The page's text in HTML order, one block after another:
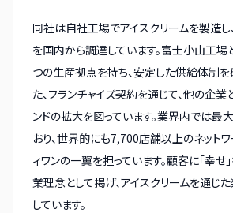
同社は自社工場でアイスクリームを製造
を国内から調達しています。富士小山工
つの生産拠点を持ち、安定した供給体制を
た、フランチャイズ契約を通じて、他の企
ンドの拡大を図っています。業界内では最
おり、世界的にも7,700店舗以上のネット
ィワンの一翼を担っています。顧客に「幸せ
業理念として掲げ、アイスクリームを通じ
しています。